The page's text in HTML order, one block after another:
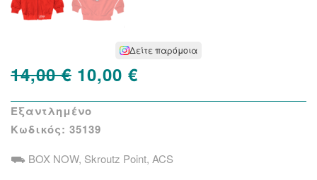
Δείτε παρόμοια
14,00€ Original
price
was:
10,00 €
τρέχουσα
10,00 €.
Εξαντλημένο
Κωδικός: 35139
⛟ BOX NOW, Skroutz Point, ACS